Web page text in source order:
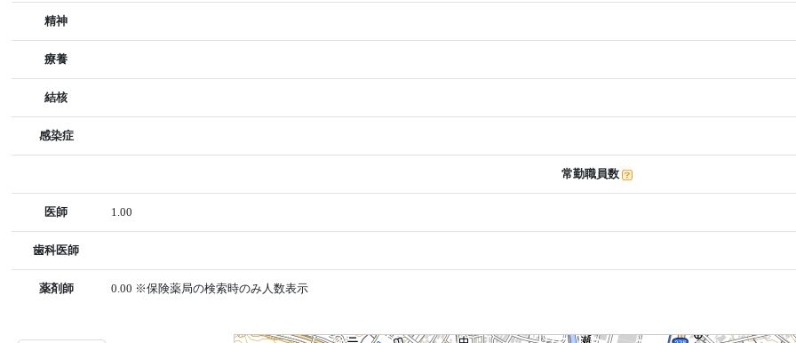
精神
療養
結核
感染症
常勤職員数
医師 1.00
歯科医師
薬剤師 0.00 ※保険薬局の検索時のみ人数表示